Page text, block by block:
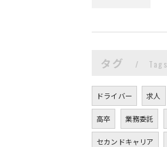
タグ Tags
ドライバー 求人
高卒 業務委託
セカンドキャリア